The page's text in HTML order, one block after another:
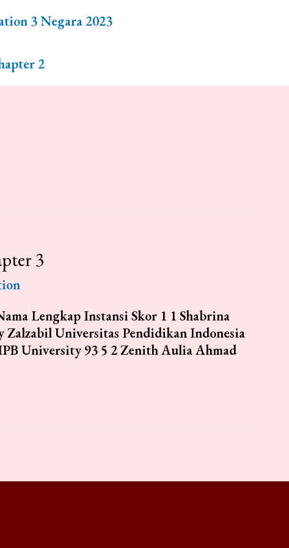
3 Negara 2023
2
3
Lengkap Instansi Skor 1 1 Shabrina
Zalzabil Universitas Pendidikan Indonesia
University 93 5 2 Zenith Aulia Ahmad